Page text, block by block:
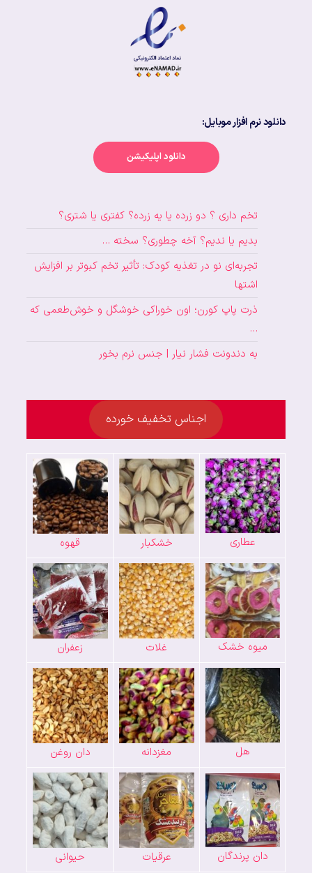
دانلود نرم افزار موبایل:
دانلود اپلیکیشن
تخم داری ؟ دو زرده یا یه زرده؟ کفتری یا شتری؟
بدیم یا ندیم؟ آخه چطوری؟ سخته …
تجربه‌ای نو در تغذیه کودک: تأثیر تخم کبوتر بر افزایش
اشتها
ذرت پاپ کورن؛ اون خوراکی خوشگل و خوش‌طعمی که
…
به دندونت فشار نیار | جنس نرم بخور
اجناس تخفیف خورده
عطاری خشکبار قهوه
میوه خشک غلات زعفران
هل مغزدانه دان روغن
دان پرندگان عرقیات حیوانی